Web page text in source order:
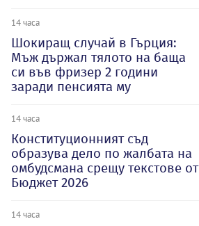
14 часа
Шокиращ случай в Гърция:
Мъж държал тялото на баща
си във фризер 2 години
заради пенсията му
14 часа
Конституционният съд
образува дело по жалбата на
омбудсмана срещу текстове от
Бюджет 2026
14 часа